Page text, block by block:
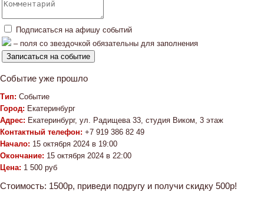
Подписаться на афишу событий
– поля со звездочкой обязательны для заполнения
Событие уже прошло
Тип: Событие
Город: Екатеринбург
Адрес: Екатеринбург, ул. Радищева 33, студия Виком, 3 этаж
Контактный телефон: +7 919 386 82 49
Начало: 15 октября 2024 в 19:00
Окончание: 15 октября 2024 в 22:00
Цена: 1 500 руб
Стоимость: 1500р, приведи подругу и получи скидку 500р!